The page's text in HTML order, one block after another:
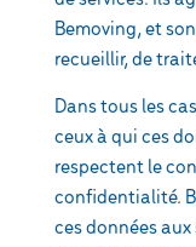
Bemoving, et
recueillir, de
Dans tous les
ceux à qui ces
respectent le
confidentialité.
ces données